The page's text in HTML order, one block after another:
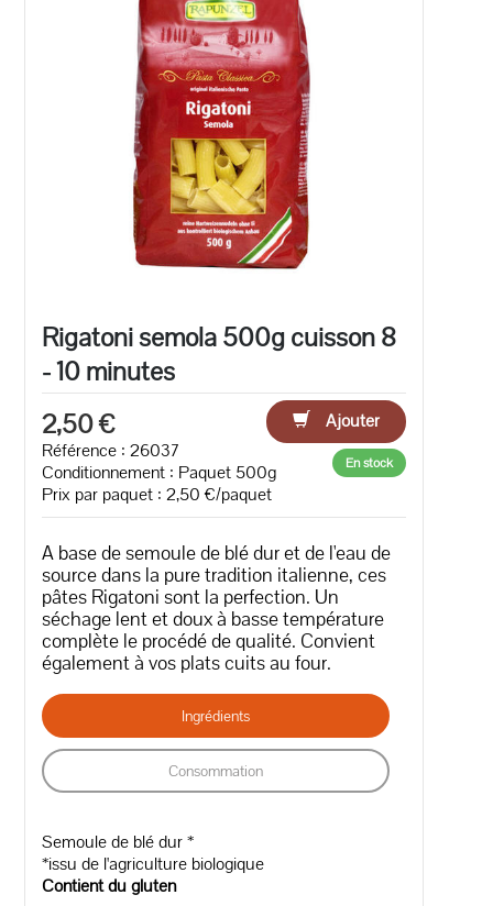
Rigatoni semola 500g cuisson 8
- 10 minutes
2,50 €
Ajouter
Référence : 26037
Conditionnement : Paquet 500g
Prix par paquet : 2,50 €/paquet
En stock
A base de semoule de blé dur et de l'eau de
source dans la pure tradition italienne, ces
pâtes Rigatoni sont la perfection. Un
séchage lent et doux à basse température
complète le procédé de qualité. Convient
également à vos plats cuits au four.
Ingrédients
Consommation
Semoule de blé dur *
*issu de l'agriculture biologique
Contient du gluten